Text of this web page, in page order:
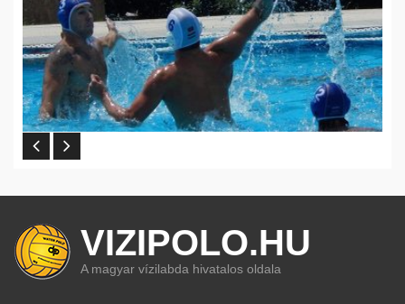
VIZIPOLO.HU
A magyar vízilabda hivatalos oldala